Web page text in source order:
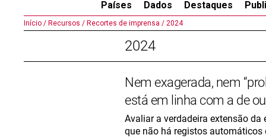
Países Dados Destaques
Início / Recursos / Recortes de imprensa / 2024
2024
Nem exagerada, nem
está em linha com a de
Avaliar a verdadeira extensão
que não há registos automáticos